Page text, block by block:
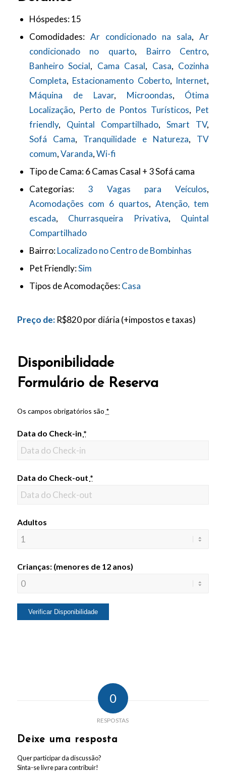
Hóspedes:15
Comodidades: Ar condicionado na sala,Ar
condicionado no quarto, Bairro Centro,
Banheiro Social, Cama Casal, Casa, Cozinha
Completa, Estacionamento Coberto, Internet,
Máquina de Lavar, Microondas, Ótima
Localização, Perto de Pontos Turísticos, Pet
friendly, Quintal Compartilhado,Smart TV,
Sofá Cama, Tranquilidade e Natureza, TV
comum,Varanda,Wi-fi
Tipo de Cama:6 Camas Casal + 3 Sofá cama
Categorias:
3 Vagas para Veículos,
Acomodações com 6 quartos, Atenção, tem
escada, Churrasqueira Privativa, Quintal
Compartilhado
Bairro:Localizado no Centro de Bombinhas
Pet Friendly:Sim
Tipos de Acomodações:Casa
Preço de: R$820 por diária (+impostos e taxas)
Disponibilidade
Formulário de Reserva
Os campos obrigatórios são *
Data do Check-in *
Data do Check-out *
Adultos
Crianças: (menores de 12 anos)
0
RESPOSTAS
Deixe uma resposta
Quer participar da discussão?
Sinta-se livre para contribuir!